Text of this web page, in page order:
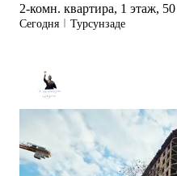
2-комн. квартира, 1 этаж,
Сегодня Турсунзаде